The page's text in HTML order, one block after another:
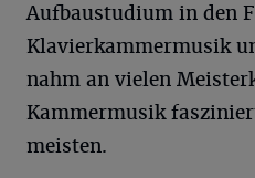
Aufbaustudium in den
Klavierkammermusik
nahm an vielen
Kammermusik
meisten.